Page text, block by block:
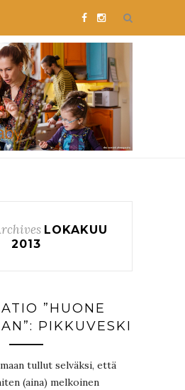
LOKAKUU
2013
”HUONE
PIKKUVESKI
tullut selväksi, että
(aina) melkoinen